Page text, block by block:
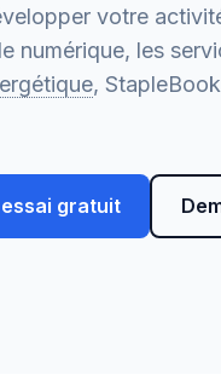
votre
numérique, les
,
gratuit